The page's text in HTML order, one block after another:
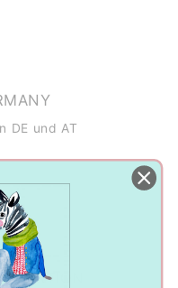
DE und AT